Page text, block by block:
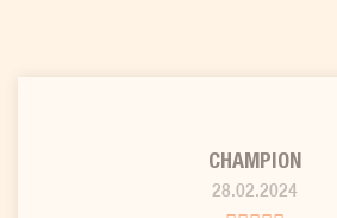
CHAMPION
28.02.2024